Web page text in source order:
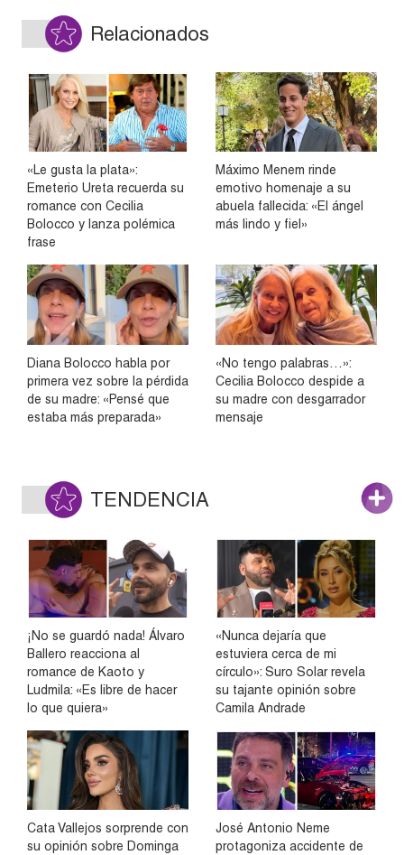
Relacionados
«Le gusta la plata»:
Emeterio Ureta recuerda su
romance con Cecilia
Bolocco y lanza polémica
frase
Máximo Menem rinde
emotivo homenaje a su
abuela fallecida: «El ángel
más lindo y fiel»
Diana Bolocco habla por
primera vez sobre la pérdida
de su madre: «Pensé que
estaba más preparada»
«No tengo palabras…»:
Cecilia Bolocco despide a
su madre con desgarrador
mensaje
TENDENCIA
¡No se guardó nada! Álvaro
Ballero reacciona al
romance de Kaoto y
Ludmila: «Es libre de hacer
lo que quiera»
«Nunca dejaría que
estuviera cerca de mi
círculo»: Suro Solar revela
su tajante opinión sobre
Camila Andrade
Cata Vallejos sorprende con
su opinión sobre Dominga
José Antonio Neme
protagoniza accidente de